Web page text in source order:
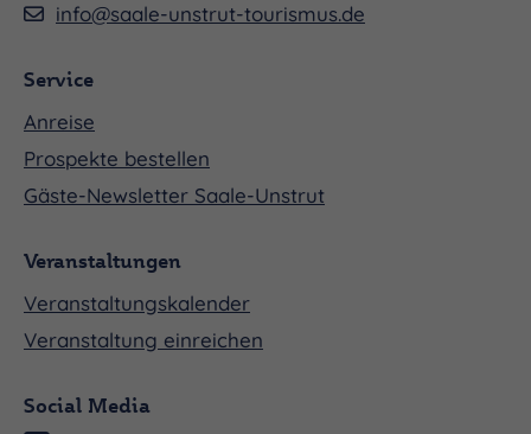
eigenen Songs erzählt und singt er
autobiografische Geschichten.
info@saale-unstrut-tourismus.de
Service
Anreise
Prospekte bestellen
Gäste-Newsletter Saale-Unstrut
Veranstaltungen
Veranstaltungskalender
Veranstaltung einreichen
Social Media